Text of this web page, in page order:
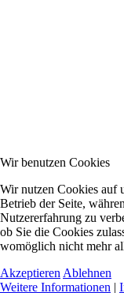
Wir benutzen Cookies
Wir nutzen Cookies auf
Betrieb der Seite,
Nutzererfahrung zu
ob Sie die Cookies
womöglich nicht mehr
Akzeptieren Ablehnen
Weitere Informationen |